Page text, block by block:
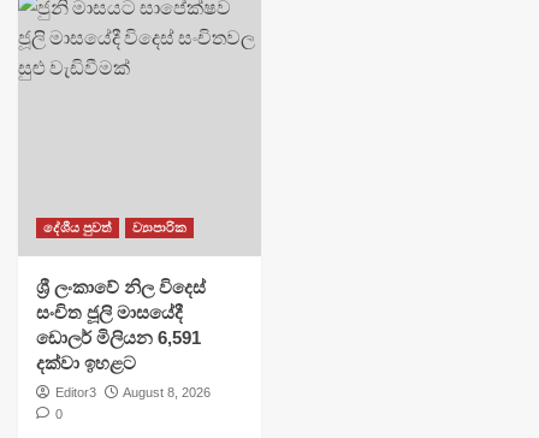
දේශීය පුවත් ව්‍යාපාරික
ශ්‍රී ලංකාවේ නිල විදෙස්
සංචිත ජූලි මාසයේදී
ඩොලර් මිලියන 6,591
දක්වා ඉහළට
Editor3
August 8, 2026
0